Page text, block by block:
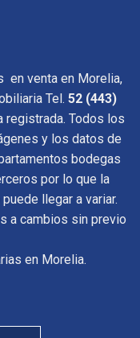
en venta en Morelia,
Tel. 52 (443)
registrada. Todos los
y los datos de
bodegas
por lo que la
llegar a variar.
a cambios sin previo
en Morelia.